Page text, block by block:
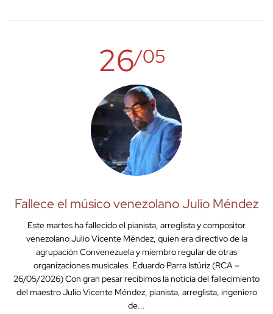
26/05
Fallece el músico venezolano Julio Méndez
Este martes ha fallecido el pianista, arreglista y compositor
venezolano Julio Vicente Méndez, quien era directivo de la
agrupación Convenezuela y miembro regular de otras
organizaciones musicales. Eduardo Parra Istúriz (RCA –
26/05/2026) Con gran pesar recibimos la noticia del fallecimiento
del maestro Julio Vicente Méndez, pianista, arreglista, ingeniero
de...